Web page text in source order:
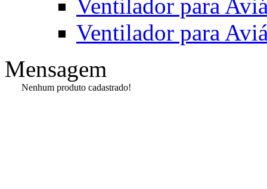
Ventilador para
Ventilador para
Mensagem
Nenhum produto cadastrado!